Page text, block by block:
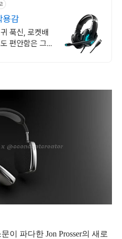
용감
푹신, 로켓배
편안함은 그대
문이 파다한 Jon Prosser의 새로